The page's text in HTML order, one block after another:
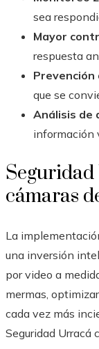
sea
Mayor
respuesta
Prevención
que se
Análisis de
información
cámaras
La
una inversión
por video a
mermas,
cada vez más
Seguridad Urracá